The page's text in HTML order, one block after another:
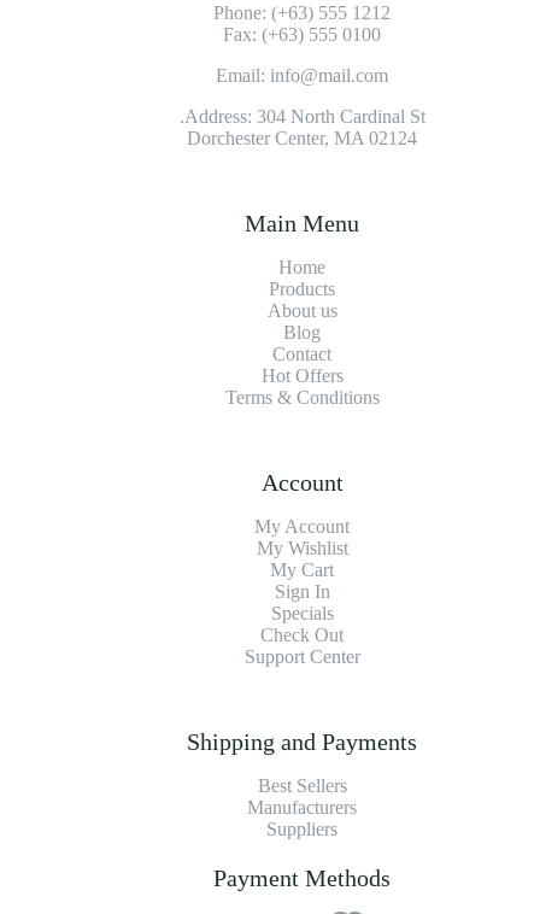
Phone: (+63) 555 1212
Fax: (+63) 555 0100
Email: info@mail.com
Address: 304 North Cardinal St.
Dorchester Center, MA 02124
Main Menu
Home
Products
About us
Blog
Contact
Hot Offers
Terms & Conditions
Account
My Account
My Wishlist
My Cart
Sign In
Specials
Check Out
Support Center
Shipping and Payments
Best Sellers
Manufacturers
Suppliers
Payment Methods